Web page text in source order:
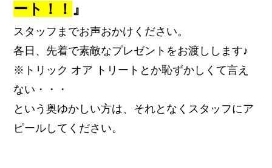
ート！！ 』
スタッフまでお声おかけください。
各日、先着で素敵なプレゼントをお渡しします♪
※トリック オア トリートとか恥ずかしくて言え
ない・・・
という奥ゆかしい方は、それとなくスタッフにア
ピールしてください。